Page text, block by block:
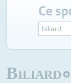
biliard
Biliard